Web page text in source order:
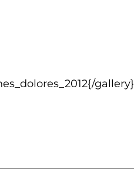
gallery}